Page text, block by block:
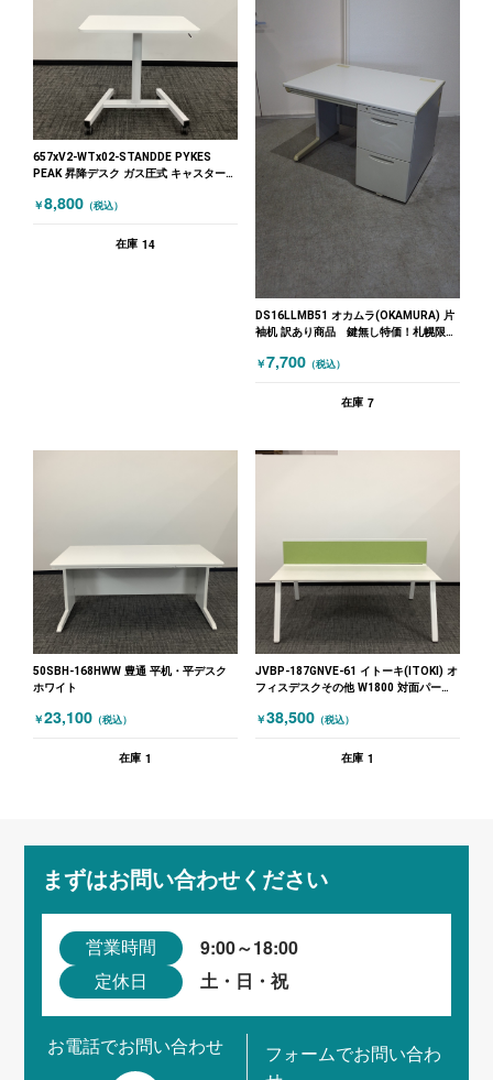
657xV2-WTx02-STANDDE PYKES
PEAK 昇降デスク ガス圧式 キャスター付
￥8,800 （税込）
在庫 14
DS16LLMB51 オカムラ(OKAMURA) 片
袖机 訳あり商品 鍵無し特価！札幌限定
￥7,700 （税込）
在庫 7
50SBH-168HWW 豊通 平机・平デスク
ホワイト
￥23,100 （税込）
在庫 1
JVBP-187GNVE-61 イトーキ(ITOKI) オ
フィスデスクその他 W1800 対面パーテ
￥38,500 （税込）
在庫 1
まずはお問い合わせください
営業時間 9:00～18:00
定休日 土・日・祝
お電話でお問い合わせ
フォームでお問い合わ